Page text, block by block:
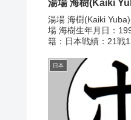
湯場 海樹(Kaiki
湯場 海樹(Kaiki
場 海樹生年月日：
籍：日本戦績：21戦
ユース王座 【戦歴
○3RTKO ペッ...
日本